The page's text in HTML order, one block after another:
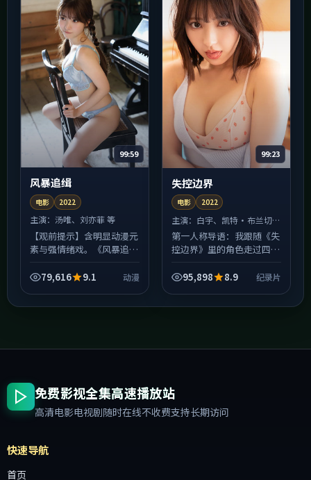
99:59
风暴追缉
电影 2022
主演：汤唯、刘亦菲 等
【观前提示】含明显动漫元
素与强情绪戏。《风暴追
埋设的伏笔会在中后段集中
79,616 9.1 动漫
99:23
失控边界
电影 2022
主演： 白宇、凯特·布兰切特
等
第一人称导语：我跟随《失
控边界》里的角色走过四
突，往往不是善恶对决，而
95,898 8.9 纪录片
免费影视全集高速播放站
高清电影电视剧随时在线不收费支持长期访问
快速导航
首页